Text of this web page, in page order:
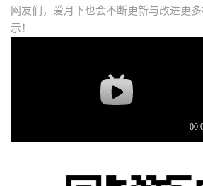
网友们，爱月下也会不断更新与改进更
示！